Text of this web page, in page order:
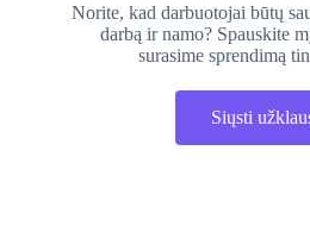
Norite, kad darbuotojai būtų
darbą ir namo? Spauskite
surasime sprendimą
Siųsti